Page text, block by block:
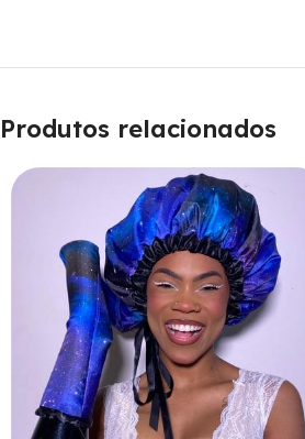
Produtos relacionados